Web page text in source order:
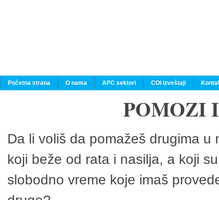
Početna strana O nama APC sektori COI izveštaji
POMOZI
Da li voliš da pomažeš drugima
koji beže od rata i nasilja, a koji
slobodno vreme koje imaš